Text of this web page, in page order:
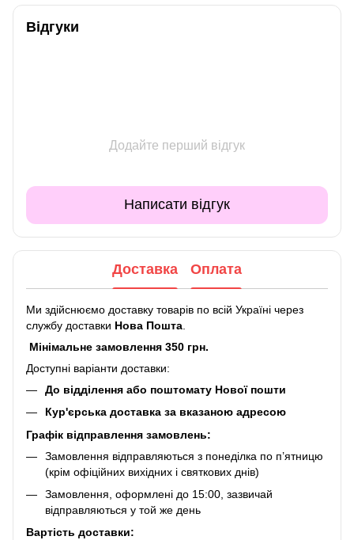
Відгуки
Додайте перший відгук
Написати відгук
Доставка Оплата
Ми здійснюємо доставку товарів по всій Україні через
службу доставки Нова Пошта
Мінімальне замовлення 350 грн.
Доступні варіанти доставки:
До відділення або поштомату Нової пошти
Кур'єрська доставка за вказаною адресою
Графік відправлення замовлень:
Замовлення відправляються з понеділка по п’ятницю
(крім офіційних вихідних і святкових днів)
Замовлення, оформлені до 15:00, зазвичай
відправляються у той же день
Вартість доставки: